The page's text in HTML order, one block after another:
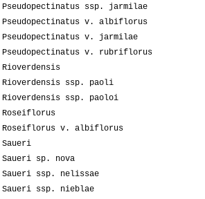
Pseudopectinatus ssp. jarmilae
Pseudopectinatus v. albiflorus
Pseudopectinatus v. jarmilae
Pseudopectinatus v. rubriflorus
Rioverdensis
Rioverdensis ssp. paoli
Rioverdensis ssp. paoloi
Roseiflorus
Roseiflorus v. albiflorus
Saueri
Saueri sp. nova
Saueri ssp. nelissae
Saueri ssp. nieblae